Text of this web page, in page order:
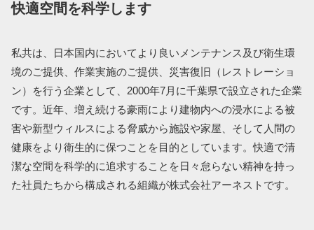
快適空間を科学します
私共は、日本国内においてより良いメンテナンス及び衛生環
境のご提供、作業実施のご提供、災害復旧（レストレーショ
ン）を行う企業として、2000年7月に千葉県で設立された企業
です。近年、増え続ける豪雨により建物内への浸水による被
害や新型ウィルスによる脅威から施設や家屋、そして人間の
健康をより衛生的に保つことを目的としています。快適で清
潔な空間を科学的に追求することを日々怠らない精神を持っ
た社員たちから構成される組織が株式会社アーネストです。